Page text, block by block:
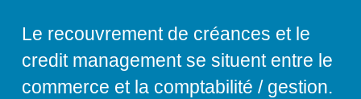
Le recouvrement de créances et le
credit management se situent entre le
commerce et la comptabilité / gestion.